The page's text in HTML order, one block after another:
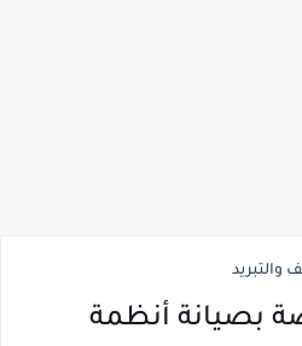
والتبريد
خاصة بصيانة أنظمة